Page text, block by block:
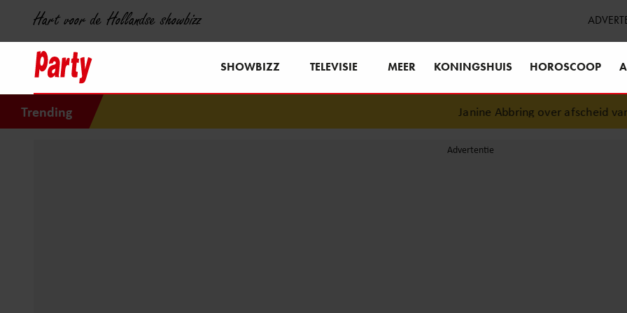
Hart voor de Hollandse showbizz
SHOWBIZZ TELEVISIE MEER KONINGSHUIS HOROSCOOP
Trending Janine Abbring over afscheid van